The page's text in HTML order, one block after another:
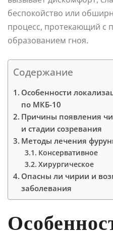
беспокойство или
процесс, протекающий с
образованием гноя.
Содержание
Особенности
по МКБ-10
Причины появления
и стадии созревания
Методы лечения
Консервативное
Хирургическое
Опасны ли чирии и
заболевания